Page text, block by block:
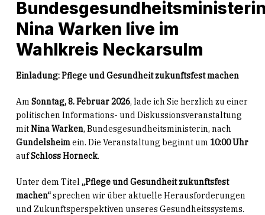
Nina Warken live im
Wahlkreis Neckarsulm
Einladung: Pflege und Gesundheit zukunftsfest machen
Am Sonntag, 8. Februar 2026, lade ich Sie herzlich zu einer
politischen Informations- und Diskussionsveranstaltung
mitNina Warken, Bundesgesundheitsministerin, nach
Gundelsheimein. Die Veranstaltung beginnt um 10:00 Uhr
aufSchloss Horneck.
Unter dem Titel „Pflege und Gesundheit zukunftsfest
machen“sprechen wir über aktuelle Herausforderungen
und Zukunftsperspektiven unseres Gesundheitssystems.